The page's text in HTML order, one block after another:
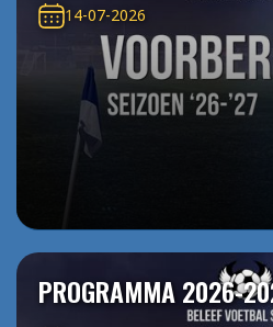
14-07-2026
PROGRAMMA 2026-